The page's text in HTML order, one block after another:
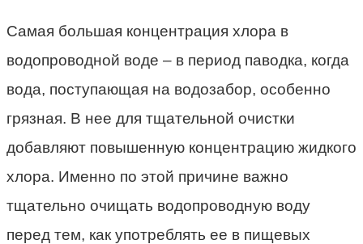
Самая большая концентрация хлора в
водопроводной воде – в период паводка, когда
вода, поступающая на водозабор, особенно
грязная. В нее для тщательной очистки
добавляют повышенную концентрацию жидкого
хлора. Именно по этой причине важно
тщательно очищать водопроводную воду
перед тем, как употреблять ее в пищевых